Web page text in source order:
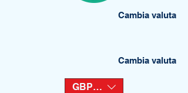
Cambia valuta
Cambia valuta
GBP (£)